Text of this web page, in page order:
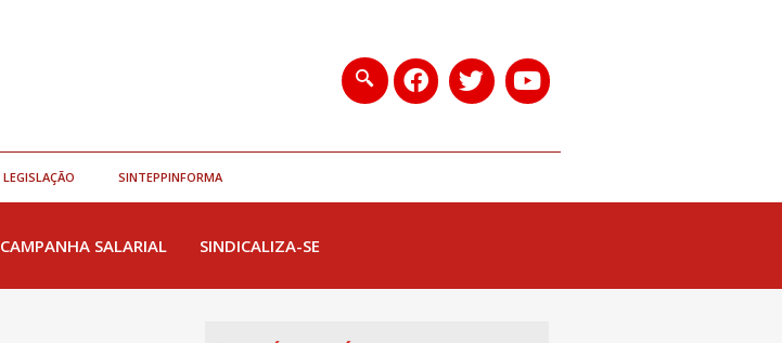
LEGISLAÇÃO SINTEPPINFORMA
CAMPANHA SALARIAL SINDICALIZA-SE